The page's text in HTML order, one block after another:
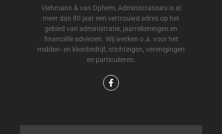
Viehmann & van Ophem, Administrateurs is al
meer dan 80 jaar een vertrouwd adres op het
gebied van administratie, jaarrekeningen en
financiële adviezen. Wij werken o.a. voor het
midden- en kleinbedrijf, stichtingen, verenigingen
en particulieren.